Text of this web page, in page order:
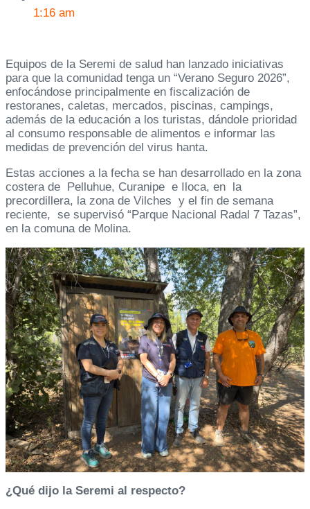
1:16 am
Equipos de la Seremi de salud han lanzado iniciativas
para que la comunidad tenga un “Verano Seguro 2026”,
enfocándose principalmente en fiscalización de
restoranes, caletas, mercados, piscinas, campings,
además de la educación a los turistas, dándole prioridad
al consumo responsable de alimentos e informar las
medidas de prevención del virus hanta.
Estas acciones a la fecha se han desarrollado en la zona
costera de Pelluhue, Curanipe e Iloca, en la
precordillera, la zona de Vilches y el fin de semana
reciente, se supervisó “Parque Nacional Radal 7 Tazas”,
en la comuna de Molina.
¿Qué dijo la Seremi al respecto?